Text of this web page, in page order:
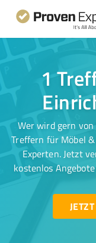
1
Wer wird gern von
Treffern für Möbel
Experten. Jetzt
kostenlos